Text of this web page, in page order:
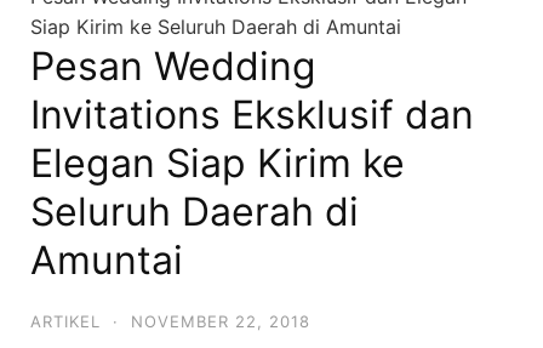
Siap Kirim ke Seluruh Daerah di Amuntai
Pesan Wedding
Invitations Eksklusif dan
Elegan Siap Kirim ke
Seluruh Daerah di
Amuntai
ARTIKEL · NOVEMBER 22, 2018